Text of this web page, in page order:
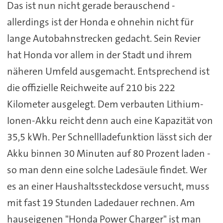
Das ist nun nicht gerade berauschend -
allerdings ist der Honda e ohnehin nicht für
lange Autobahnstrecken gedacht. Sein Revier
hat Honda vor allem in der Stadt und ihrem
näheren Umfeld ausgemacht. Entsprechend ist
die offizielle Reichweite auf 210 bis 222
Kilometer ausgelegt. Dem verbauten Lithium-
Ionen-Akku reicht denn auch eine Kapazität von
35,5 kWh. Per Schnellladefunktion lässt sich der
Akku binnen 30 Minuten auf 80 Prozent laden -
so man denn eine solche Ladesäule findet. Wer
es an einer Haushaltssteckdose versucht, muss
mit fast 19 Stunden Ladedauer rechnen. Am
hauseigenen "Honda Power Charger" ist man